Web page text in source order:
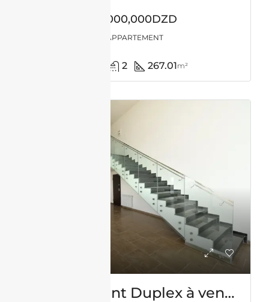
55,000,000DZD
APPARTEMENT
2 267.01m²
Appartement Duplex à vendre -Usto-Oran avec vue panoramique